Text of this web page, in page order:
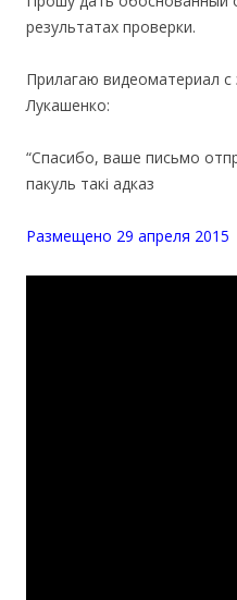
результатах проверки.
Прилагаю видеоматериал
Лукашенко:
“Спасибо, ваше письмо
пакуль такі адказ
Размещено 29 апреля 2015